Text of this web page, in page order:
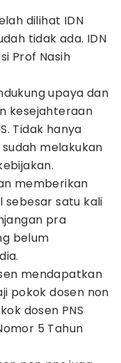
dilihat IDN
tidak ada. IDN
Prof Nasih
upaya dan
kesejahteraan
Tidak hanya
melakukan
memberikan
sebesar satu kali
pra
belum
mendapatkan
pokok dosen non
dosen PNS
5 Tahun